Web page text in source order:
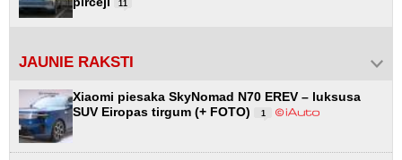
11
JAUNIE RAKSTI
Xiaomi piesaka SkyNomad N70 EREV – luksusa
SUV Eiropas tirgum (+ FOTO)
1